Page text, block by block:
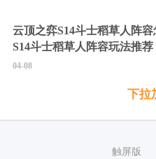
云顶之弈S14斗士稻草人阵
S14斗士稻草人阵容玩法推荐
04-08
下拉
触屏版